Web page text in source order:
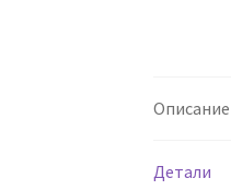
Описание
Детали